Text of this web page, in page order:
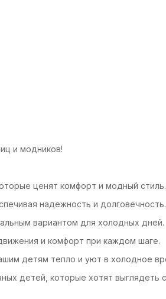
и модников!
ценят комфорт и модный стиль.
надежность и долговечность.
вариантом для холодных дней.
и комфорт при каждом шаге.
детям тепло и уют в холодное
детей, которые хотят